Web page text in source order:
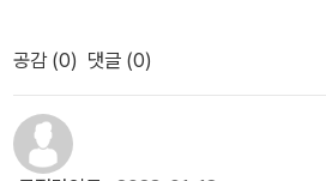
버리기로 했는 사람인데요. 자기가 버린
좋은 일이 생길거라고 경고까지 하는데요.
엇일까요? 탑이 무너지는 것일까요? 이
유령 가족]을 가지고 있는 아이들마다 다
장 큰 매력인 것 같습니다. 아이들과 뒷 이
“너희도 궁금하지? 궁금하면 너희가 스
들어 봐물론 너희들은 못 하겠지만.내가
못 만들 거야.” 한참을 이 부분에서 머뭇거리다가책장을 넘겼더니
밧줄에서 풀려난 유령 가족은……. “너도 멋진 이야기를 만들었구
어진 탑>에 나오는 아이는 그렇지 않아
기서 못되다는 말은 자신의 마음을 숨기지
현하는 걸 두고 이야기한 거에요^^ ​이 아
않았어요. 자신의 마음을 들여다 볼 줄 알
아는 것. 저는 그것이 요즘 아이들에게, 요
공감 (0) 댓글 (0)